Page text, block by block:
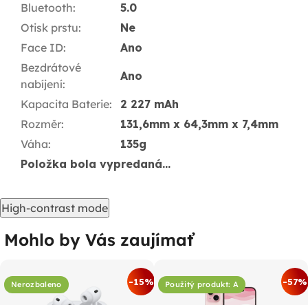
Bluetooth:
5.0
Otisk prstu:
Ne
Face ID:
Ano
Bezdrátové
nabíjení:
Ano
Kapacita Baterie:
2 227 mAh
Rozměr:
131,6mm x 64,3mm x 7,4mm
Váha:
135g
Položka bola vypredaná…
High-contrast mode
Mohlo by Vás zaujímať
Nerozbaleno -15% Použitý produkt: A -57%